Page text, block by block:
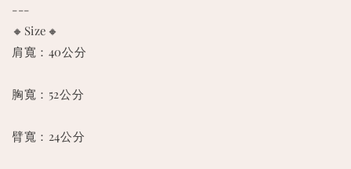
---
🔸Size🔸
肩寬：40公分
胸寬：52公分
臂寬：24公分